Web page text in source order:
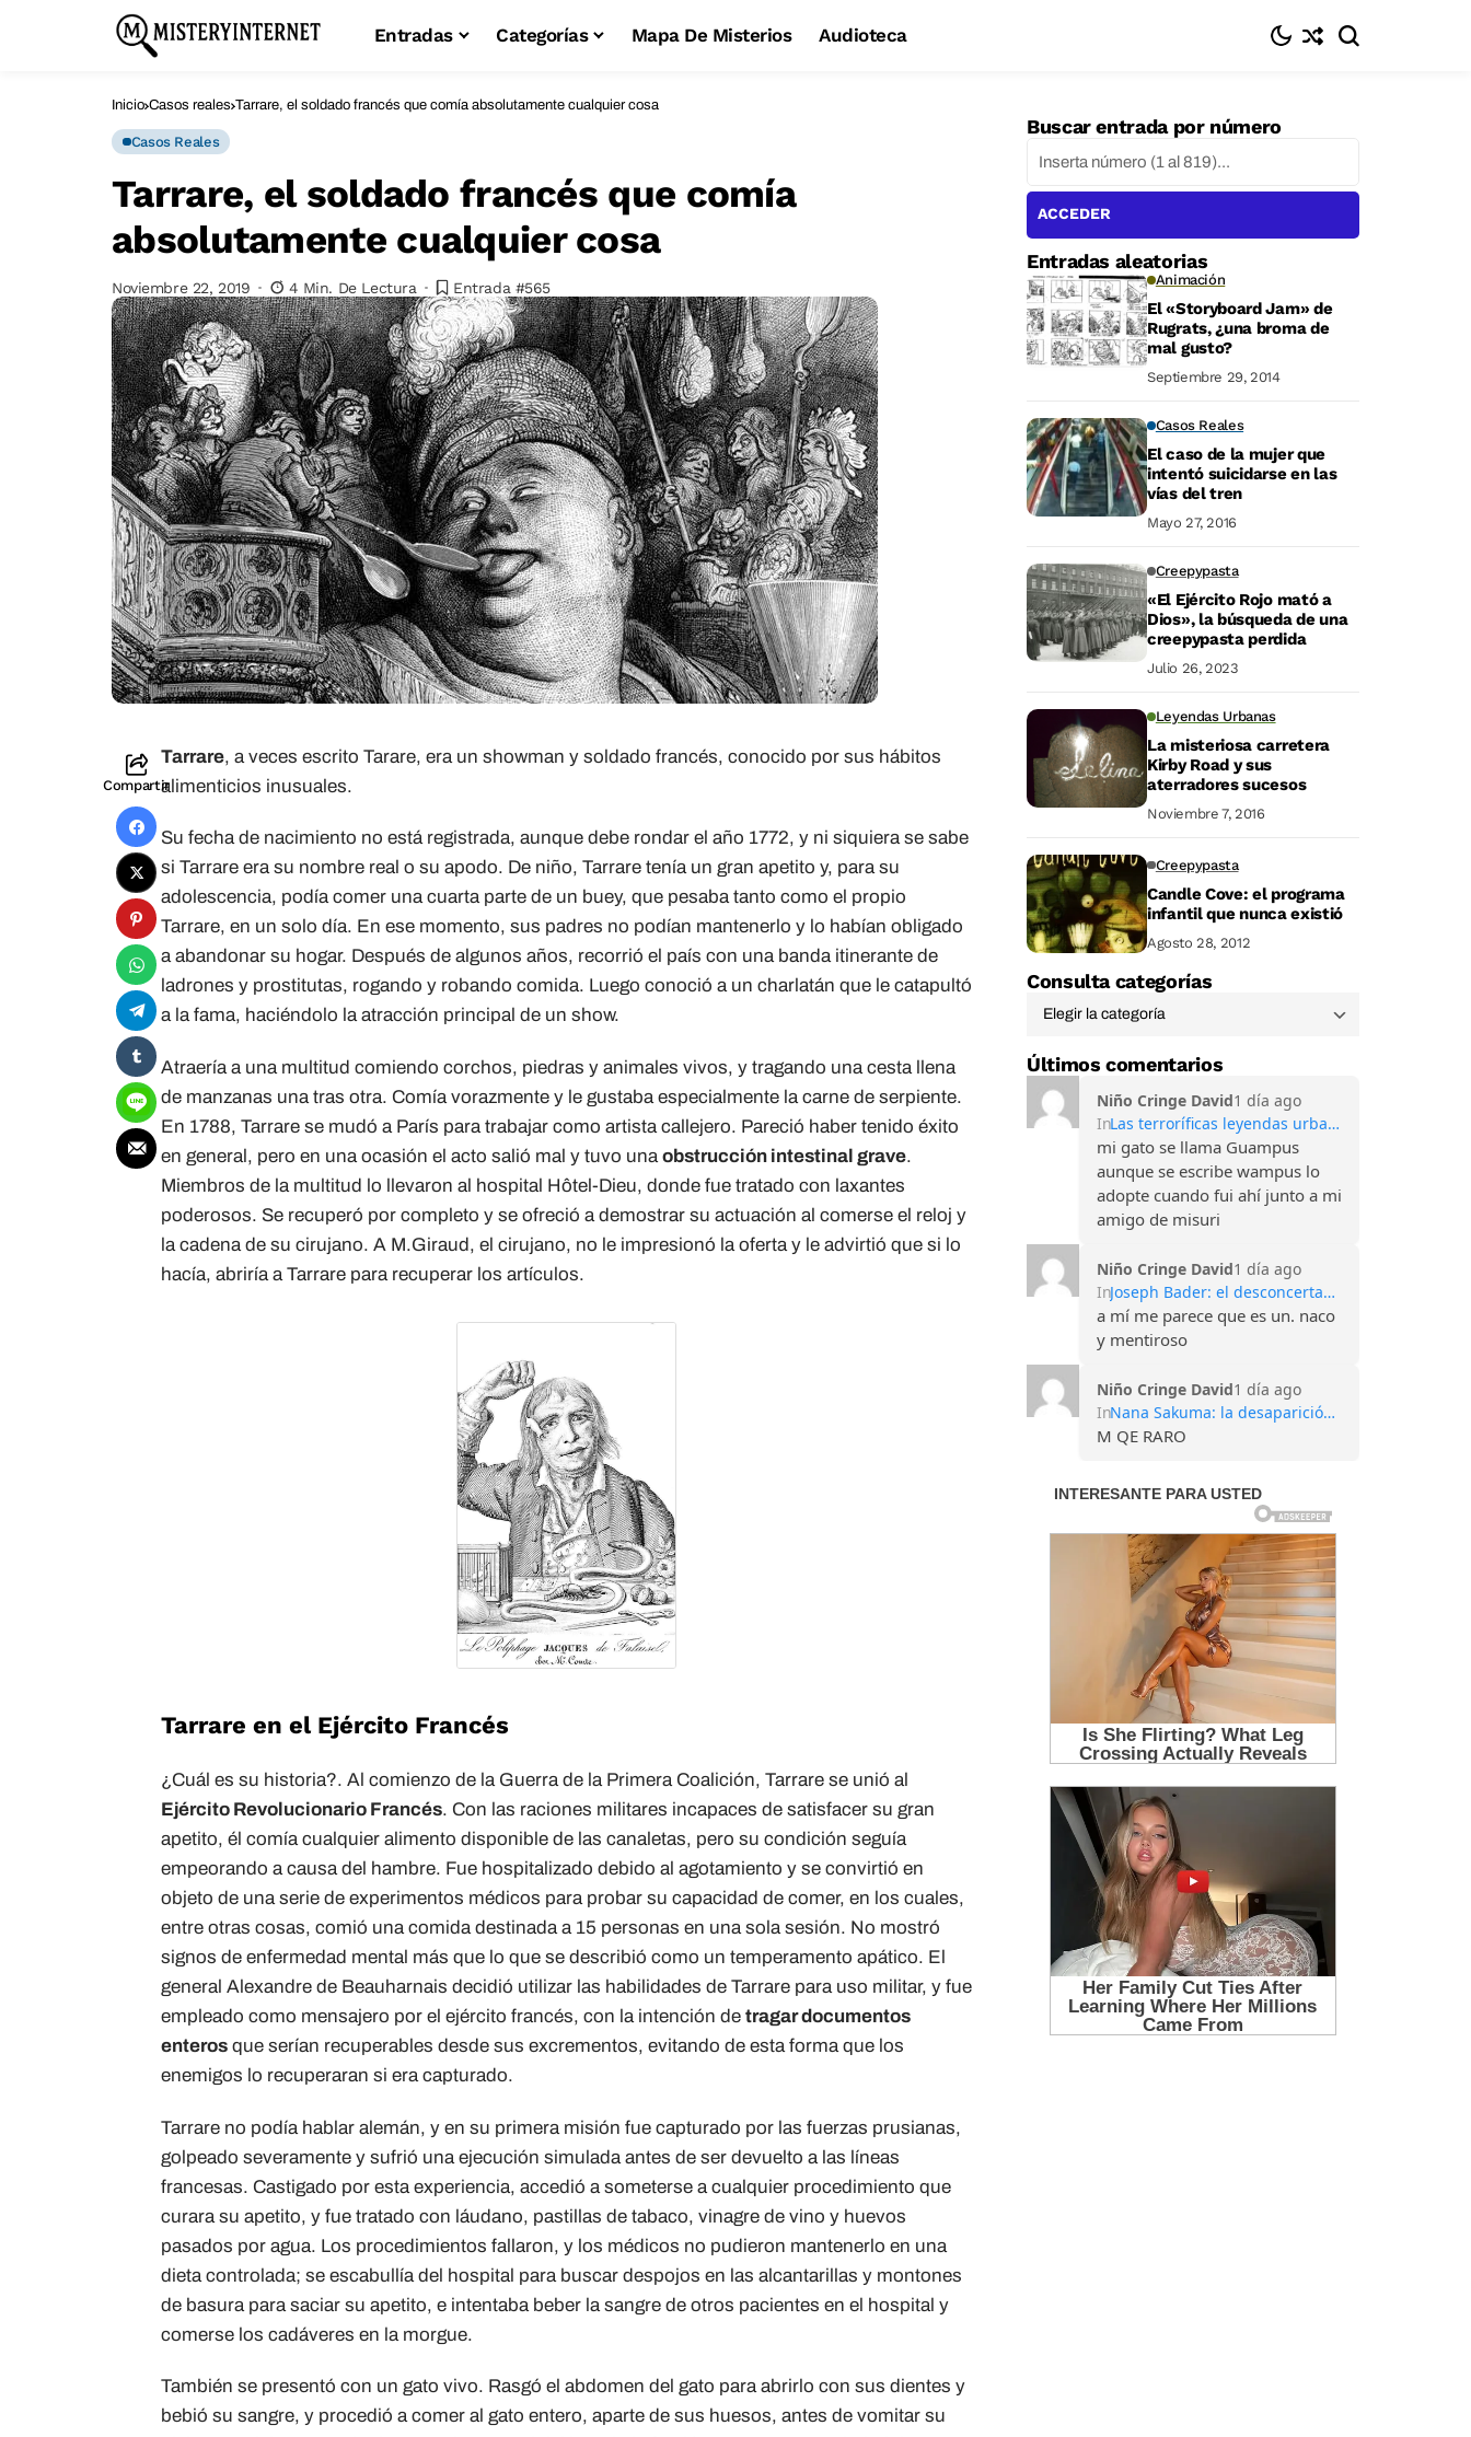
Entradas Categorías Mapa De Misterios Audioteca
Inicio Casos reales Tarrare, el soldado francés que comía absolutamente cualquier cosa
Casos Reales
Tarrare, el soldado francés que comía
absolutamente cualquier cosa
Noviembre 22, 2019 4 Min. De Lectura Entrada #565
Compartir
Tarrare, a veces escrito Tarare, era un showman y soldado francés, conocido por sus hábitos
alimenticios inusuales.
Su fecha de nacimiento no está registrada, aunque debe rondar el año 1772, y ni siquiera se sabe
si Tarrare era su nombre real o su apodo. De niño, Tarrare tenía un gran apetito y, para su
adolescencia, podía comer una cuarta parte de un buey, que pesaba tanto como el propio
Tarrare, en un solo día. En ese momento, sus padres no podían mantenerlo y lo habían obligado
a abandonar su hogar. Después de algunos años, recorrió el país con una banda itinerante de
ladrones y prostitutas, rogando y robando comida. Luego conoció a un charlatán que le catapultó
a la fama, haciéndolo la atracción principal de un show.
Atraería a una multitud comiendo corchos, piedras y animales vivos, y tragando una cesta llena
de manzanas una tras otra. Comía vorazmente y le gustaba especialmente la carne de serpiente.
En 1788, Tarrare se mudó a París para trabajar como artista callejero. Pareció haber tenido éxito
en general, pero en una ocasión el acto salió mal y tuvo una obstrucción intestinal grave.
Miembros de la multitud lo llevaron al hospital Hôtel-Dieu, donde fue tratado con laxantes
poderosos. Se recuperó por completo y se ofreció a demostrar su actuación al comerse el reloj y
la cadena de su cirujano. A M.Giraud, el cirujano, no le impresionó la oferta y le advirtió que si lo
hacía, abriría a Tarrare para recuperar los artículos.
Tarrare en el Ejército Francés
¿Cuál es su historia?. Al comienzo de la Guerra de la Primera Coalición, Tarrare se unió al
Ejército Revolucionario Francés. Con las raciones militares incapaces de satisfacer su gran
apetito, él comía cualquier alimento disponible de las canaletas, pero su condición seguía
empeorando a causa del hambre. Fue hospitalizado debido al agotamiento y se convirtió en
objeto de una serie de experimentos médicos para probar su capacidad de comer, en los cuales,
entre otras cosas, comió una comida destinada a 15 personas en una sola sesión. No mostró
signos de enfermedad mental más que lo que se describió como un temperamento apático. El
general Alexandre de Beauharnais decidió utilizar las habilidades de Tarrare para uso militar, y fue
empleado como mensajero por el ejército francés, con la intención de tragar documentos
enteros que serían recuperables desde sus excrementos, evitando de esta forma que los
enemigos lo recuperaran si era capturado.
Tarrare no podía hablar alemán, y en su primera misión fue capturado por las fuerzas prusianas,
golpeado severamente y sufrió una ejecución simulada antes de ser devuelto a las líneas
francesas. Castigado por esta experiencia, accedió a someterse a cualquier procedimiento que
curara su apetito, y fue tratado con láudano, pastillas de tabaco, vinagre de vino y huevos
pasados por agua. Los procedimientos fallaron, y los médicos no pudieron mantenerlo en una
dieta controlada; se escabullía del hospital para buscar despojos en las alcantarillas y montones
de basura para saciar su apetito, e intentaba beber la sangre de otros pacientes en el hospital y
comerse los cadáveres en la morgue.
También se presentó con un gato vivo. Rasgó el abdomen del gato para abrirlo con sus dientes y
bebió su sangre, y procedió a comer al gato entero, aparte de sus huesos, antes de vomitar su
Buscar entrada por número
ACCEDER
Entradas aleatorias
Animación
El «Storyboard Jam» de
Rugrats, ¿una broma de
mal gusto?
Septiembre 29, 2014
Casos Reales
El caso de la mujer que
intentó suicidarse en las
vías del tren
Mayo 27, 2016
Creepypasta
«El Ejército Rojo mató a
Dios», la búsqueda de una
creepypasta perdida
Julio 26, 2023
Leyendas Urbanas
La misteriosa carretera
Kirby Road y sus
aterradores sucesos
Noviembre 7, 2016
Creepypasta
Candle Cove: el programa
infantil que nunca existió
Agosto 28, 2012
Consulta categorías
Últimos comentarios
Niño Cringe David1 día ago
In
Las terroríficas leyendas urbanas de las Montañas Apalaches
mi gato se llama Guampus
aunque se escribe wampus lo
adopte cuando fui ahí junto a mi
amigo de misuri
Niño Cringe David1 día ago
In
Joseph Bader: el desconcertante caso del hombre que perdió todos sus recuerdos
a mí me parece que es un. naco
y mentiroso
Niño Cringe David1 día ago
In
Nana Sakuma: la desaparición que conmocionó Japón y sigue sin explicación
M QE RARO